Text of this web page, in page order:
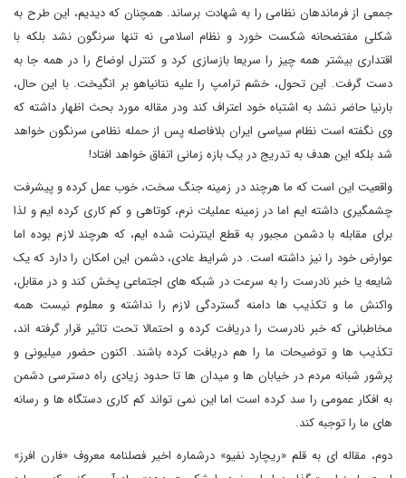
جمعی از فرماندهان نظامی را به شهادت برساند. همچنان که دیدیم، این طرح به
شکلی مفتضحانه شکست خورد و نظام اسلامی نه تنها سرنگون نشد بلکه با
اقتداری بیشتر همه چیز را سریعا بازسازی کرد و کنترل اوضاع را در همه جا به
دست گرفت. این تحول، خشم ترامپ را علیه نتانیاهو بر انگیخت. با این حال،
بارنیا حاضر نشد به اشتباه خود اعتراف کند ودر مقاله مورد بحث اظهار داشته که
وی نگفته است نظام سیاسی ایران بلافاصله پس از حمله نظامی سرنگون خواهد
شد بلکه این هدف به تدریج در یک بازه زمانی اتفاق خواهد افتاد!
واقعیت این است که ما هرچند در زمینه جنگ سخت، خوب عمل کرده و پیشرفت
چشمگیری داشته ایم اما در زمینه عملیات نرم، کوتاهی و کم کاری کرده ایم و لذا
برای مقابله با دشمن مجبور به قطع اینترنت شده ایم، که هرچند لازم بوده اما
عوارض خود را نیز داشته است. در شرایط عادی، دشمن این امکان را دارد که یک
شایعه یا خبر نادرست را به سرعت در شبکه های اجتماعی پخش کند و در مقابل،
واکنش ما و تکذیب ها دامنه گستردگی لازم را نداشته و معلوم نیست همه
مخاطبانی که خبر نادرست را دریافت کرده و احتمالا تحت تاثیر قرار گرفته اند،
تکذیب ها و توضیحات ما را هم دریافت کرده باشند. اکنون حضور میلیونی و
پرشور شبانه مردم در خیابان ها و میدان ها تا حدود زیادی راه دسترسی دشمن
به افکار عمومی را سد کرده است اما این نمی تواند کم کاری دستگاه ها و رسانه
های ما را توجبه کند.
دوم، مقاله ای به قلم «ریچارد نفیو» درشماره اخیر فصلنامه معروف «فارن افرز»